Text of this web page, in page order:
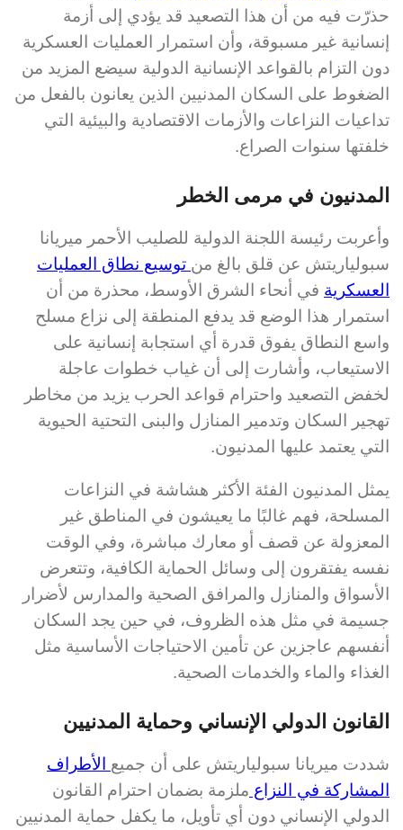
حذرّت فيه من أن هذا التصعيد قد يؤدي إلى أزمة
إنسانية غير مسبوقة، وأن استمرار العمليات العسكرية
دون التزام بالقواعد الإنسانية الدولية سيضع المزيد من
الضغوط على السكان المدنيين الذين يعانون بالفعل من
تداعيات النزاعات والأزمات الاقتصادية والبيئية التي
خلفتها سنوات الصراع.
المدنيون في مرمى الخطر
وأعربت رئيسة اللجنة الدولية للصليب الأحمر ميريانا
سبولياريتش عن قلق بالغ من توسيع نطاق العمليات
العسكرية في أنحاء الشرق الأوسط، محذرة من أن
استمرار هذا الوضع قد يدفع المنطقة إلى نزاع مسلح
واسع النطاق يفوق قدرة أي استجابة إنسانية على
الاستيعاب، وأشارت إلى أن غياب خطوات عاجلة
لخفض التصعيد واحترام قواعد الحرب يزيد من مخاطر
تهجير السكان وتدمير المنازل والبنى التحتية الحيوية
التي يعتمد عليها المدنيون.
يمثل المدنيون الفئة الأكثر هشاشة في النزاعات
المسلحة، فهم غالبًا ما يعيشون في المناطق غير
المعزولة عن قصف أو معارك مباشرة، وفي الوقت
نفسه يفتقرون إلى وسائل الحماية الكافية، وتتعرض
الأسواق والمنازل والمرافق الصحية والمدارس لأضرار
جسيمة في مثل هذه الظروف، في حين يجد السكان
أنفسهم عاجزين عن تأمين الاحتياجات الأساسية مثل
الغذاء والماء والخدمات الصحية.
القانون الدولي الإنساني وحماية المدنيين
شددت ميريانا سبولياريتش على أن جميع الأطراف
المشاركة في النزاع ملزمة بضمان احترام القانون
الدولي الإنساني دون أي تأويل، ما يكفل حماية المدنيين